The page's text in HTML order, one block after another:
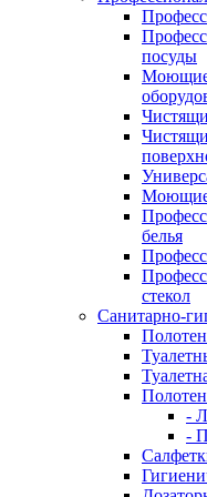
посуды
Моющие
Моющие
белья
стекол
Санитарно-
-
-